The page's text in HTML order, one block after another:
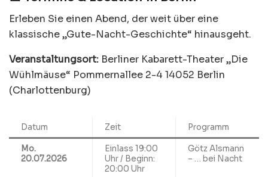
Erleben Sie einen Abend, der weit über eine
klassische „Gute-Nacht-Geschichte“ hinausgeht.
Veranstaltungsort: Berliner Kabarett-Theater „Die
Wühlmäuse“ Pommernallee 2-4 14052 Berlin
(Charlottenburg)
Datum Zeit Programm
Mo.
20.07.2026
Einlass 19:00
Uhr / Beginn:
20:00 Uhr
Götz Alsmann
– … bei Nacht